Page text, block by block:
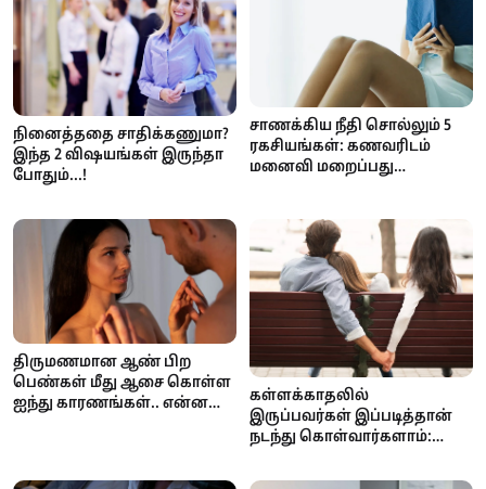
நினைத்ததை சாதிக்கணுமா?
இந்த 2 விஷயங்கள் இருந்தா
போதும்...!
சாணக்கிய நீதி சொல்லும் 5
ரகசியங்கள்: கணவரிடம்
மனைவி மறைப்பது
திருமணமான ஆண் பிற
பெண்கள் மீது ஆசை கொள்ள
ஐந்து காரணங்கள்.. என்ன
கள்ளக்காதலில்
இருப்பவர்கள் இப்படித்தான்
நடந்து கொள்வார்களாம்:
அறிகுறிகள்!